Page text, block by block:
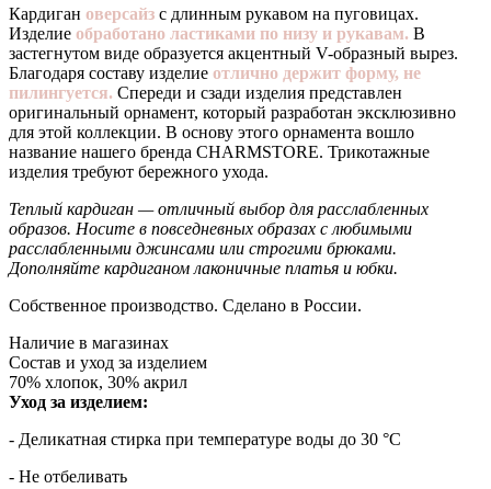
Кардиган оверсайз с длинным рукавом на пуговицах.
Изделие обработано ластиками по низу и рукавам. В
застегнутом виде образуется акцентный V-образный вырез.
Благодаря составу изделие отлично держит форму, не
пилингуется. Спереди и сзади изделия представлен
оригинальный орнамент, который разработан эксклюзивно
для этой коллекции. В основу этого орнамента вошло
название нашего бренда CHARMSTORE. Трикотажные
изделия требуют бережного ухода.
Теплый кардиган — отличный выбор для расслабленных
образов. Носите в повседневных образах с любимыми
расслабленными джинсами или строгими брюками.
Дополняйте кардиганом лаконичные платья и юбки.
Собственное производство. Сделано в России.
Наличие в магазинах
Состав и уход за изделием
70% хлопок, 30% акрил
Уход за изделием:
- Деликатная стирка при температуре воды до 30 °C
- Не отбеливать